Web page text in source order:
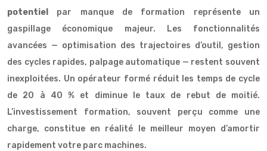
potentiel
par manque de formation représente un
gaspillage économique majeur. Les fonctionnalités
avancées — optimisation des trajectoires d’outil, gestion
des cycles rapides, palpage automatique — restent souvent
inexploitées. Un opérateur formé réduit les temps de cycle
de 20 à 40 % et diminue le taux de rebut de moitié.
L’investissement formation, souvent perçu comme une
charge, constitue en réalité le meilleur moyen d’amortir
rapidement votre parc machines.